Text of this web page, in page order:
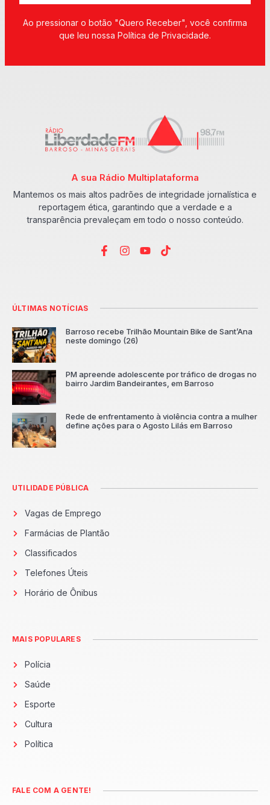
Ao pressionar o botão "Quero Receber", você confirma
que leu nossa Política de Privacidade.
A sua Rádio Multiplataforma
Mantemos os mais altos padrões de integridade jornalística e
reportagem ética, garantindo que a verdade e a
transparência prevaleçam em todo o nosso conteúdo.
ÚLTIMAS NOTÍCIAS
Barroso recebe Trilhão Mountain Bike de Sant’Ana
neste domingo (26)
PM apreende adolescente por tráfico de drogas no
bairro Jardim Bandeirantes, em Barroso
Rede de enfrentamento à violência contra a mulher
define ações para o Agosto Lilás em Barroso
UTILIDADE PÚBLICA
Vagas de Emprego
Farmácias de Plantão
Classificados
Telefones Úteis
Horário de Ônibus
MAIS POPULARES
Polícia
Saúde
Esporte
Cultura
Política
FALE COM A GENTE!